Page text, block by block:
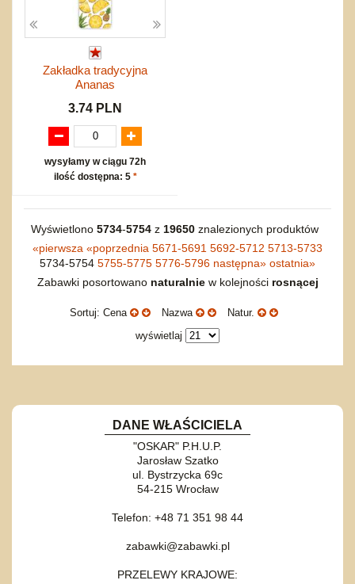
Zakładka tradycyjna
Ananas
3.74 PLN
wysyłamy w ciągu 72h
ilość dostępna: 5 *
Wyświetlono 5734-5754z 19650znalezionych produktów
«pierwsza «poprzednia 5671-5691 5692-5712 5713-5733
5734-5754 5755-5775 5776-5796 następna» ostatnia»
Zabawki posortowano naturalniew kolejności rosnącej
Sortuj: Cena Nazwa
Natur.
wyświetlaj
DANE WŁAŚCICIELA
"OSKAR" P.H.U.P.
Jarosław Szatko
ul. Bystrzycka 69c
54-215 Wrocław
Telefon: +48 71 351 98 44
zabawki@zabawki.pl
PRZELEWY KRAJOWE: